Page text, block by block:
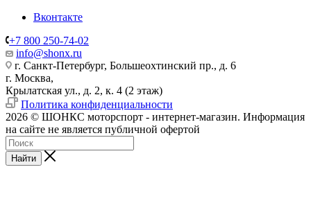
Вконтакте
+7 800 250-74-02
info@shonx.ru
г. Санкт-Петербург, Большеохтинский пр., д. 6
г. Москва,
Крылатская ул., д. 2, к. 4 (2 этаж)
Политика конфиденциальности
2026 © ШОНКС моторспорт - интернет-магазин. Информация
на сайте не является публичной офертой
Найти